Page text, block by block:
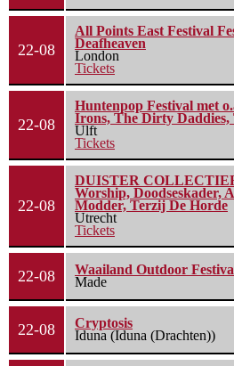
22-08
All Points East Festival
Deafheaven
London
Tickets
22-08
Huntenpop Festival met
Irons, The Dirty Daddies,
Ulft
Tickets
22-08
DUISTER COLLECTIEF
Worship, Doodseskader,
Modder, Terzij De Horde
Utrecht
Tickets
22-08
Waailand Outdoor
Made
22-08
Cryptosis
Iduna (Iduna (Drachten))